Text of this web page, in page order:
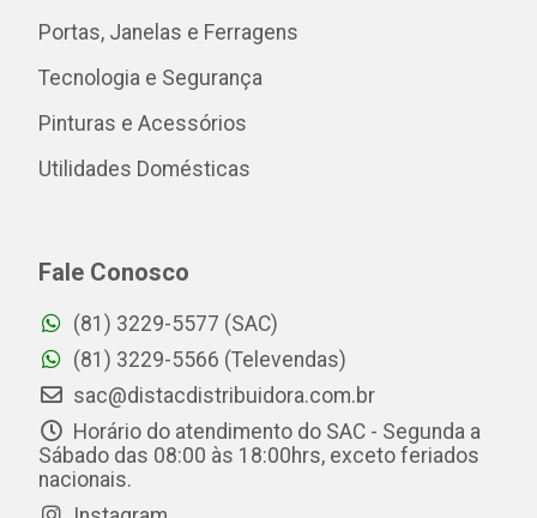
Portas, Janelas e Ferragens
Tecnologia e Segurança
Pinturas e Acessórios
Utilidades Domésticas
Fale Conosco
(81) 3229-5577 (SAC)
(81) 3229-5566 (Televendas)
sac@distacdistribuidora.com.br
Horário do atendimento do SAC - Segunda a
Sábado das 08:00 às 18:00hrs, exceto feriados
nacionais.